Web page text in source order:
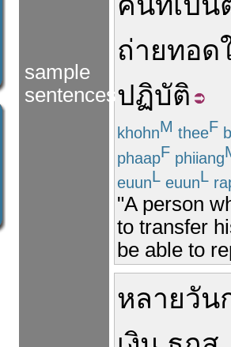
sample
sentences
ถ่ายทอด
ปฏิบัติ
khohnM theeF
phaapF phiiang
euunL euunL
"A person
to transfer
be able to
หลายวัน